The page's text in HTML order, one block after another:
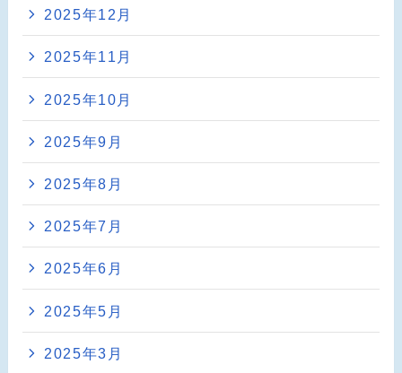
2025年12月
2025年11月
2025年10月
2025年9月
2025年8月
2025年7月
2025年6月
2025年5月
2025年3月